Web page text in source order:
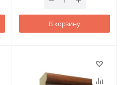
В корзину